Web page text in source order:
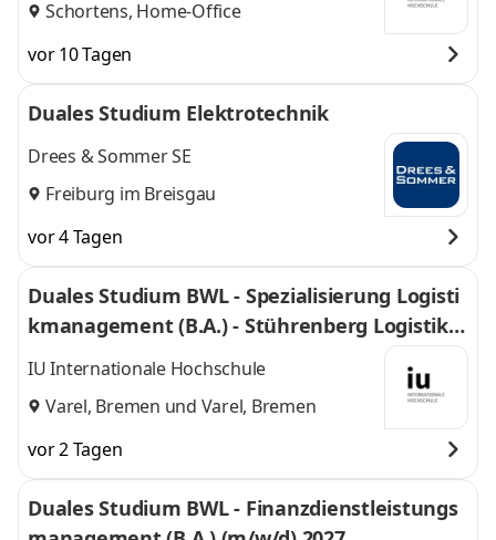
Schortens, Home-Office
vor 10 Tagen
Duales Studium Elektrotechnik
Drees & Sommer SE
Freiburg im Breisgau
vor 4 Tagen
Duales Studium BWL - Spezialisierung Logisti
kmanagement (B.A.) - Stührenberg Logistik G
mbH
IU Internationale Hochschule
Varel, Bremen und Varel, Bremen
vor 2 Tagen
Duales Studium BWL - Finanzdienstleistungs